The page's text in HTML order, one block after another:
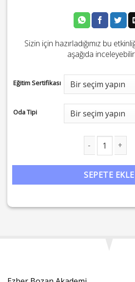
Sizin için hazırladığımız bu
aşağıda
Eğitim Sertifikası
Oda Tipi
SEPETE EKLE